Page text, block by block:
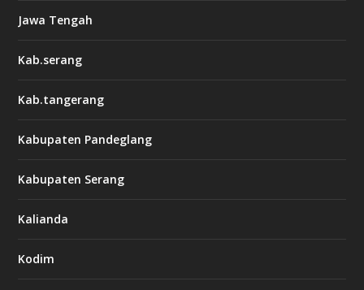
Jawa Tengah
Kab.serang
Kab.tangerang
Kabupaten Pandeglang
Kabupaten Serang
Kalianda
Kodim